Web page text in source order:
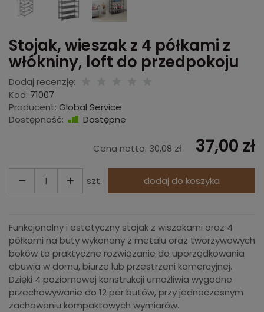
Stojak, wieszak z 4 półkami z
włókniny, loft do przedpokoju
Dodaj recenzję:
Kod: 71007
Producent: Global Service
Dostępność:
Dostępne
Cena netto: 30,08 zł 37,00 zł
szt. dodaj do koszyka
Funkcjonalny i estetyczny stojak z wiszakami oraz 4
półkami na buty wykonany z metalu oraz tworzywowych
boków to praktyczne rozwiązanie do uporządkowania
obuwia w domu, biurze lub przestrzeni komercyjnej.
Dzięki 4 poziomowej konstrukcji umożliwia wygodne
przechowywanie do 12 par butów, przy jednoczesnym
zachowaniu kompaktowych wymiarów.